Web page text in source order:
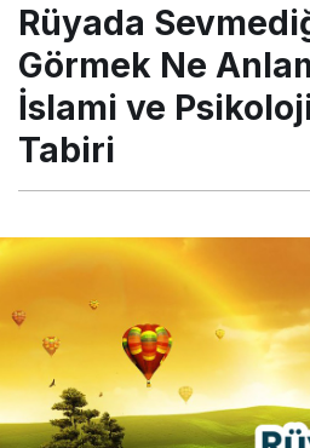
Rüyada
Görmek Ne
İslami ve
Tabiri